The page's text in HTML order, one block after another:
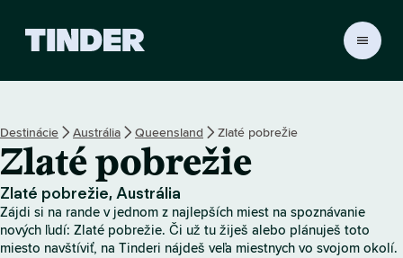
s
k
á
o
b
r
a
Destinácie Austrália Queensland Zlaté pobrežie
Zlaté pobrežie
Zlaté pobrežie, Austrália
Zájdi si na rande v jednom z najlepších miest na spoznávanie
nových ľudí: Zlaté pobrežie. Či už tu žiješ alebo plánuješ toto
miesto navštíviť, na Tinderi nájdeš veľa miestnych vo svojom okolí.